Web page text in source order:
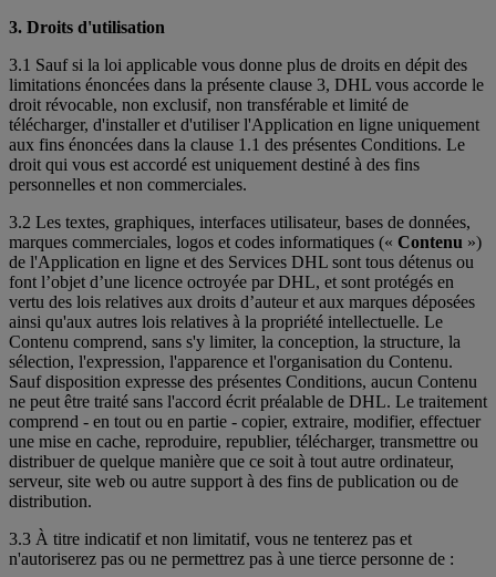
3. Droits d'utilisation
3.1 Sauf si la loi applicable vous donne plus de droits en dépit des
limitations énoncées dans la présente clause 3, DHL vous accorde le
droit révocable, non exclusif, non transférable et limité de
télécharger, d'installer et d'utiliser l'Application en ligne uniquement
aux fins énoncées dans la clause 1.1 des présentes Conditions. Le
droit qui vous est accordé est uniquement destiné à des fins
personnelles et non commerciales.
3.2 Les textes, graphiques, interfaces utilisateur, bases de données,
marques commerciales, logos et codes informatiques (« Contenu »)
de l'Application en ligne et des Services DHL sont tous détenus ou
font l’objet d’une licence octroyée par DHL, et sont protégés en
vertu des lois relatives aux droits d’auteur et aux marques déposées
ainsi qu'aux autres lois relatives à la propriété intellectuelle. Le
Contenu comprend, sans s'y limiter, la conception, la structure, la
sélection, l'expression, l'apparence et l'organisation du Contenu.
Sauf disposition expresse des présentes Conditions, aucun Contenu
ne peut être traité sans l'accord écrit préalable de DHL. Le traitement
comprend - en tout ou en partie - copier, extraire, modifier, effectuer
une mise en cache, reproduire, republier, télécharger, transmettre ou
distribuer de quelque manière que ce soit à tout autre ordinateur,
serveur, site web ou autre support à des fins de publication ou de
distribution.
3.3 À titre indicatif et non limitatif, vous ne tenterez pas et
n'autoriserez pas ou ne permettrez pas à une tierce personne de :